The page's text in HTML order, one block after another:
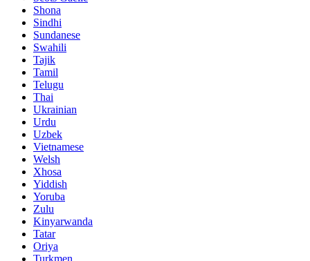
Shona
Sindhi
Sundanese
Swahili
Tajik
Tamil
Telugu
Thai
Ukrainian
Urdu
Uzbek
Vietnamese
Welsh
Xhosa
Yiddish
Yoruba
Zulu
Kinyarwanda
Tatar
Oriya
Turkmen